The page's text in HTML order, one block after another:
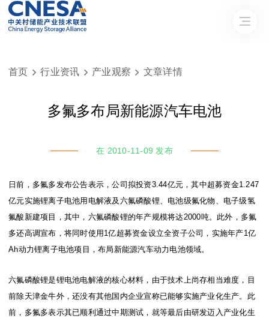
首页  行业资讯  产业观察  文章详情
多氟多布局新能源汽车电池
在 2010-11-09 发布
日前，多氟多发布公告表示，公司拟投资3.44亿元，其中超募资金1.247
亿元实施锂离子电池用电解液及六氟磷酸锂、电池级氟化物、电子级氢
氟酸新建项目，其中，六氟磷酸锂的年产规模将达2000吨。此外，多氟
多还高调宣布，将同时使用1亿超募资金设立全资子公司，实施年产1亿
Ah动力锂离子电池项目，布局新能源汽车动力电池领域。
六氟磷酸锂是锂电池电解液的核心材料，由于技术上尚存相当难度，目
前除天津金牛外，还没有其他国内企业宣称已能够实施产业化生产。此
前，多氟多表示其已顺利通过中期测试，就等最后由研发迈入产业化生